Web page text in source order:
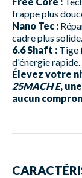
frappe plus
Nano Tec :
cadre plus solide.
6.6 Shaft : Tige
d'énergie rapide.
Élevez votre
25MACH E,
aucun